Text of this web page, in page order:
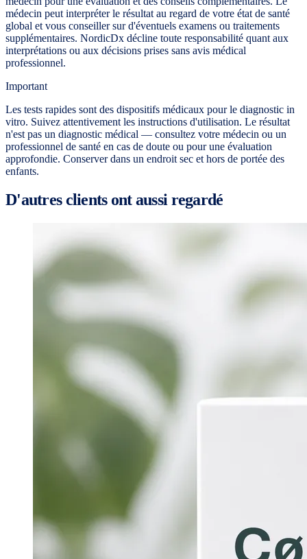
médecin peut interpréter le résultat au regard de votre état de santé
global et vous conseiller sur d'éventuels examens ou traitements
supplémentaires. NordicDx décline toute responsabilité quant aux
interprétations ou aux décisions prises sans avis médical
professionnel.
Important
Les tests rapides sont des dispositifs médicaux pour le diagnostic in
vitro. Suivez attentivement les instructions d'utilisation. Le résultat
n'est pas un diagnostic médical — consultez votre médecin ou un
professionnel de santé en cas de doute ou pour une évaluation
approfondie. Conserver dans un endroit sec et hors de portée des
enfants.
D'autres clients ont aussi regardé